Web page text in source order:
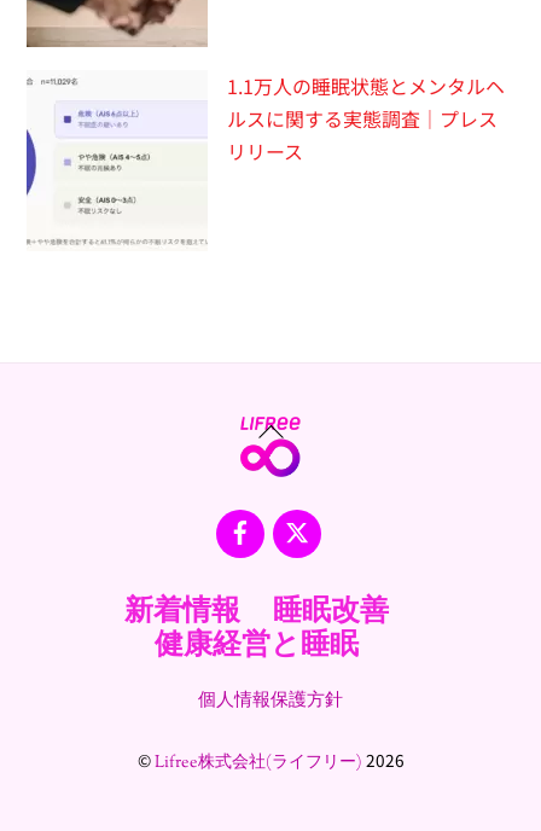
1.1万人の睡眠状態とメンタルヘ
ルスに関する実態調査｜プレス
リリース
Back
To
Facebook
X
新着情報
睡眠改善
健康経営と睡眠
個人情報保護方針
©Lifree株式会社(ライフリー) 2026